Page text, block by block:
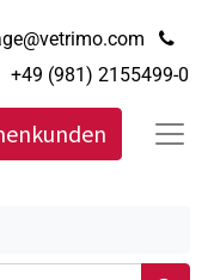
+49 (981) 2155499-0